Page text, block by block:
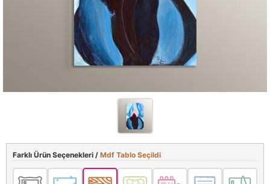
Farklı Ürün Seçenekleri / Mdf Tablo Seçildi